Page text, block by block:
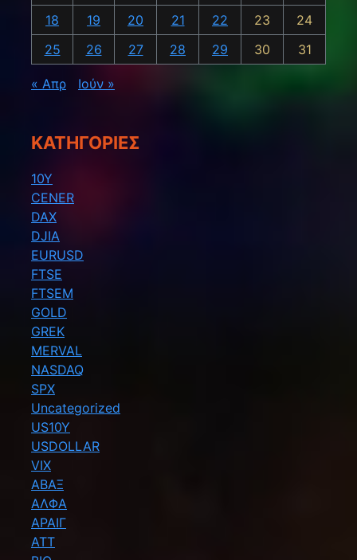
18
19 20 21 22 23
24
25
26 27 28 29 30 31
« Απρ Ιούν »
KΑΤΗΓΟΡΊΕΣ
10Y
CENER
DAX
DJIA
EURUSD
FTSE
FTSEM
GOLD
GREK
MERVAL
NASDAQ
SPX
Uncategorized
US10Y
USDOLLAR
VIX
ΑΒΑΞ
ΑΛΦΑ
ΑΡΑΙΓ
ΑΤΤ